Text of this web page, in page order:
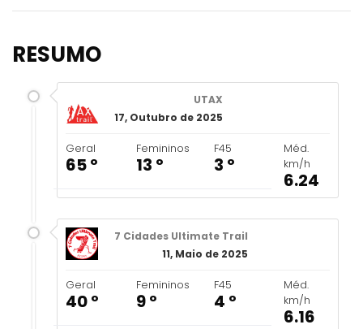
RESUMO
UTAX
17, Outubro de 2025
Geral
65 º
Femininos
13 º
F45
3 º
Méd.
km/h
6.24
7 Cidades Ultimate Trail
11, Maio de 2025
Geral
40 º
Femininos
9 º
F45
4 º
Méd.
km/h
6.16